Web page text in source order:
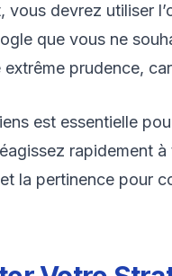
devrez utiliser
que vous ne
prudence,
est essentielle
rapidement
la pertinence pour